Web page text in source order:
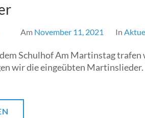
Am November 11, 2021 In
Schulhof Am Martinstag trafen
wir die eingeübten